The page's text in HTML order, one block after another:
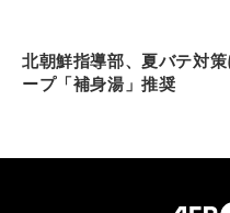
北朝鮮指導部、夏バテ対
ープ「補身湯」推奨